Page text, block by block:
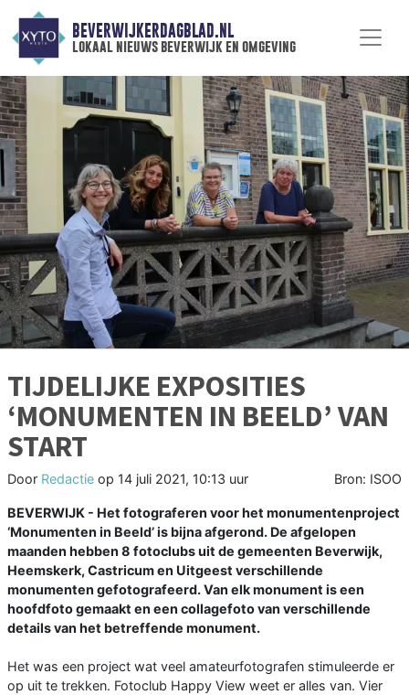
BEVERWIJKERDAGBLAD.NL
lokaal nieuws beverwijk en omgeving
TIJDELIJKE EXPOSITIES
‘MONUMENTEN IN BEELD’ VAN
START
Door Redactie op 14 juli 2021, 10:13 uur Bron: ISOO
BEVERWIJK - Het fotograferen voor het monumentenproject
‘Monumenten in Beeld’ is bijna afgerond. De afgelopen
maanden hebben 8 fotoclubs uit de gemeenten Beverwijk,
Heemskerk, Castricum en Uitgeest verschillende
monumenten gefotografeerd. Van elk monument is een
hoofdfoto gemaakt en een collagefoto van verschillende
details van het betreffende monument.
Het was een project wat veel amateurfotografen stimuleerde er
op uit te trekken. Fotoclub Happy View weet er alles van. Vier